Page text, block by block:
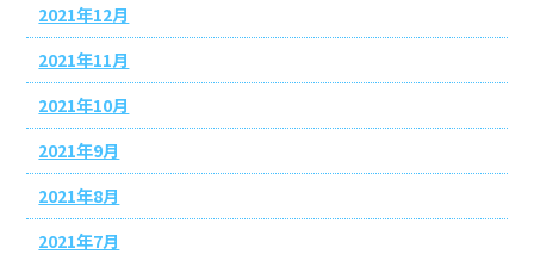
2021年12月
2021年11月
2021年10月
2021年9月
2021年8月
2021年7月